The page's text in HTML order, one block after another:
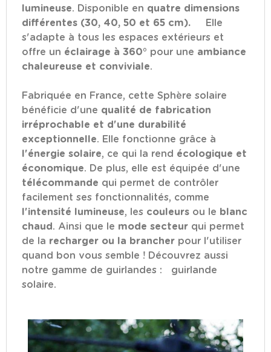
lumineuse. Disponible en quatre dimensions
différentes (30, 40, 50 et 65 cm).
Elle
s'adapte à tous les espaces extérieurs et
offre un éclairage à 360° pour une ambiance
chaleureuse et conviviale.
Fabriquée en France, cette Sphère solaire
bénéficie d'une qualité de fabrication
irréprochable et d'une durabilité
exceptionnelle. Elle fonctionne grâce à
l'énergie solaire, ce qui la rend écologique et
économique. De plus, elle est équipée d'une
télécommande qui permet de contrôler
facilement ses fonctionnalités, comme
l'intensité lumineuse, les couleurs ou le blanc
chaud . Ainsi que le mode secteur qui permet
de la recharger ou la brancher pour l'utiliser
quand bon vous semble ! Découvrez aussi
notre gamme de guirlandes : guirlande
solaire.